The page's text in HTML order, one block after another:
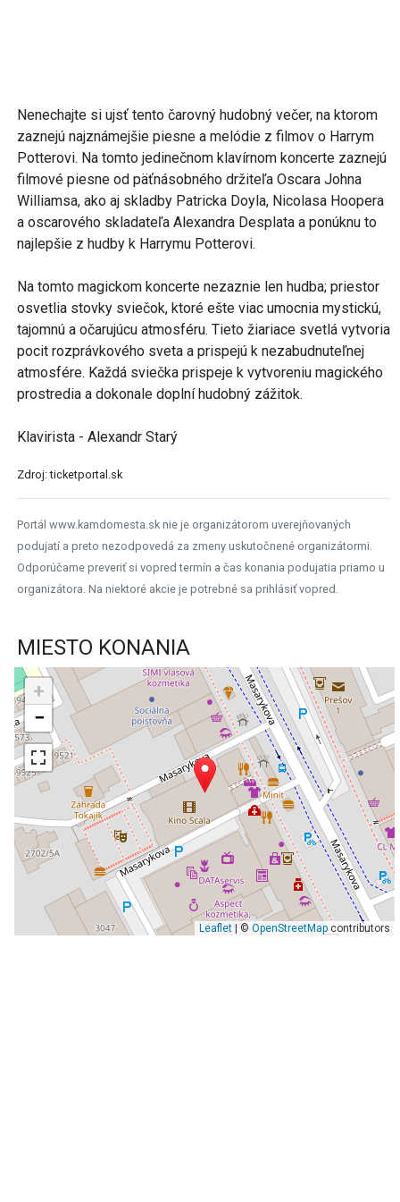
Nenechajte si ujsť tento čarovný hudobný večer, na ktorom
zaznejú najznámejšie piesne a melódie z filmov o Harrym
Potterovi. Na tomto jedinečnom klavírnom koncerte zaznejú
filmové piesne od päťnásobného držiteľa Oscara Johna
Williamsa, ako aj skladby Patricka Doyla, Nicolasa Hoopera
a oscarového skladateľa Alexandra Desplata a ponúknu to
najlepšie z hudby k Harrymu Potterovi.
Na tomto magickom koncerte nezaznie len hudba; priestor
osvetlia stovky sviečok, ktoré ešte viac umocnia mystickú,
tajomnú a očarujúcu atmosféru. Tieto žiariace svetlá vytvoria
pocit rozprávkového sveta a prispejú k nezabudnuteľnej
atmosfére. Každá sviečka prispeje k vytvoreniu magického
prostredia a dokonale doplní hudobný zážitok.
Klavirista - Alexandr Starý
Zdroj: ticketportal.sk
Portál www.kamdomesta.sk nie je organizátorom uverejňovaných
podujatí a preto nezodpovedá za zmeny uskutočnené organizátormi.
Odporúčame preveriť si vopred termín a čas konania podujatia priamo u
organizátora. Na niektoré akcie je potrebné sa prihlásiť vopred.
MIESTO KONANIA
+
−
Leaflet| © OpenStreetMapcontributors